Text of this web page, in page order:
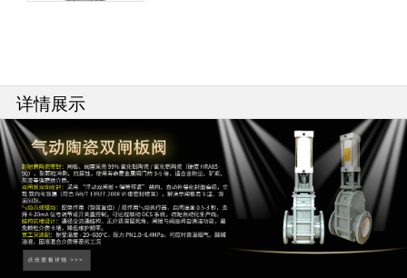
详情展示